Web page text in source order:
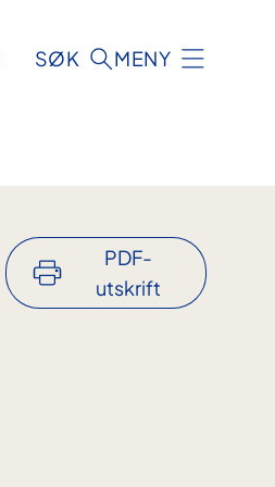
SØK MENY
PDF-
utskrift